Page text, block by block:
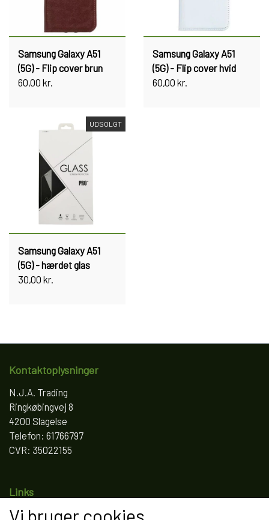
Samsung Galaxy A51
(5G) - Flip cover brun
60,00 kr.
Samsung Galaxy A51
(5G) - Flip cover hvid
60,00 kr.
UDSOLGT
Samsung Galaxy A51
(5G) - hærdet glas
30,00 kr.
Kontaktoplysninger
N.J.A. Trading
Ringkøbingvej 8
4200 Slagelse
Telefon: 61766797
CVR: 35022155
Links
Salgs- og leveringsbetingelser
Vi bruger cookies